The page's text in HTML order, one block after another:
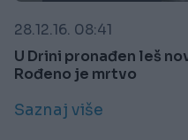
28.12.16. 08:41
U Drini pronađen leš
Rođeno je mrtvo
Saznaj više